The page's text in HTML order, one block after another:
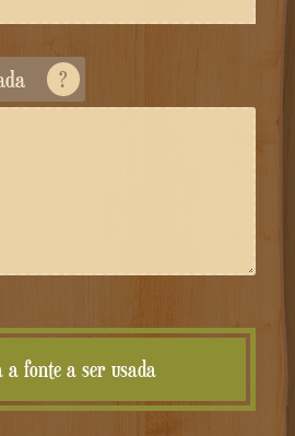
?
a fonte a ser usada